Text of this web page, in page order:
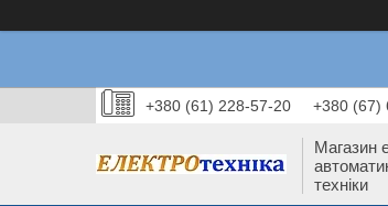
+380 (61) 228-57-20 +380 (67)
Магазин
техніки